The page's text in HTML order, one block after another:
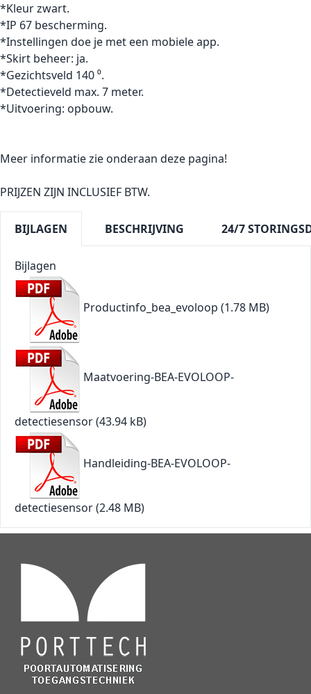
*Kleur zwart.
*IP 67 bescherming.
*Instellingen doe je met een mobiele app.
*Skirt beheer: ja.
*Gezichtsveld 140 ⁰.
*Detectieveld max. 7 meter.
*Uitvoering: opbouw.
Meer informatie zie onderaan deze pagina!
PRIJZEN ZIJN INCLUSIEF BTW.
BIJLAGEN BESCHRIJVING 24/7
Bijlagen
Productinfo_bea_evoloop (1.78 MB)
Maatvoering-BEA-EVOLOOP-
detectiesensor(43.94 kB)
Handleiding-BEA-EVOLOOP-
detectiesensor(2.48 MB)